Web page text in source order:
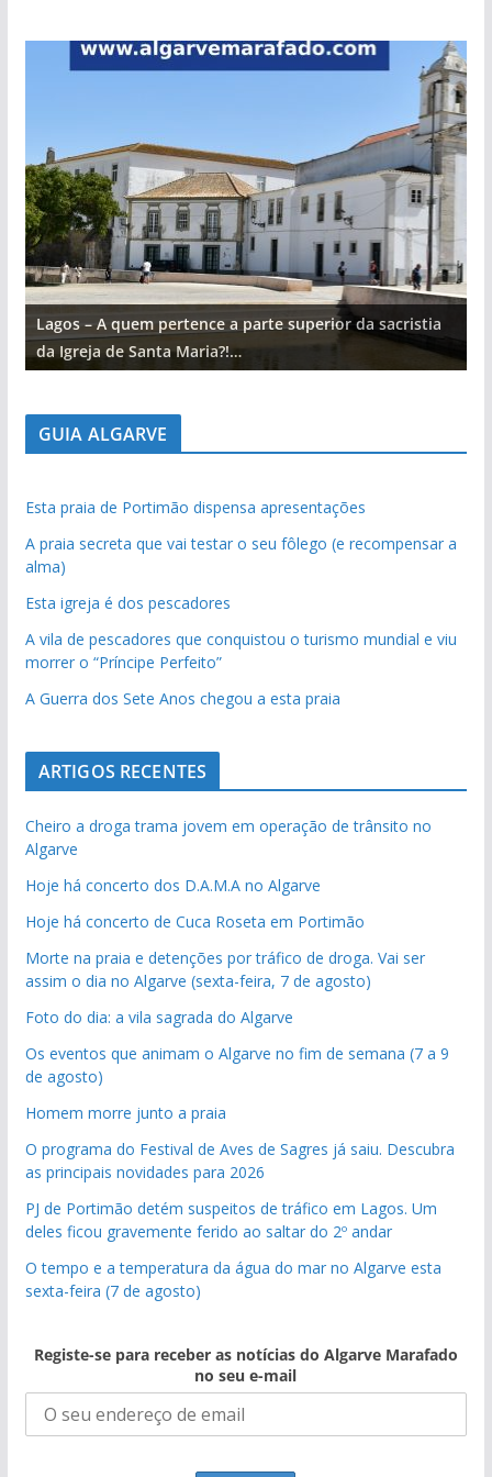
Lagos – A quem pertence a parte superior da sacristia
da Igreja de Santa Maria?!…
GUIA ALGARVE
Esta praia de Portimão dispensa apresentações
A praia secreta que vai testar o seu fôlego (e recompensar a
alma)
Esta igreja é dos pescadores
A vila de pescadores que conquistou o turismo mundial e viu
morrer o “Príncipe Perfeito”
A Guerra dos Sete Anos chegou a esta praia
ARTIGOS RECENTES
Cheiro a droga trama jovem em operação de trânsito no
Algarve
Hoje há concerto dos D.A.M.A no Algarve
Hoje há concerto de Cuca Roseta em Portimão
Morte na praia e detenções por tráfico de droga. Vai ser
assim o dia no Algarve (sexta-feira, 7 de agosto)
Foto do dia: a vila sagrada do Algarve
Os eventos que animam o Algarve no fim de semana (7 a 9
de agosto)
Homem morre junto a praia
O programa do Festival de Aves de Sagres já saiu. Descubra
as principais novidades para 2026
PJ de Portimão detém suspeitos de tráfico em Lagos. Um
deles ficou gravemente ferido ao saltar do 2º andar
O tempo e a temperatura da água do mar no Algarve esta
sexta-feira (7 de agosto)
Registe-se para receber as notícias do Algarve Marafado
no seu e-mail